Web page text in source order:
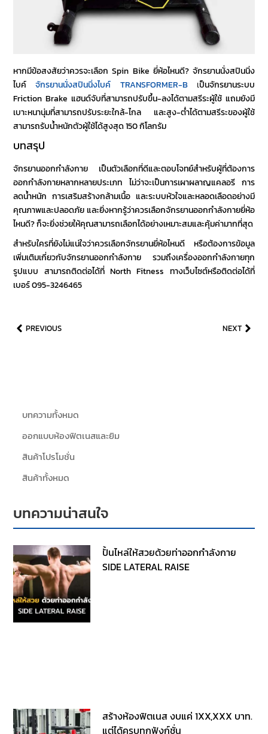
หากมีข้อสงสัยว่าควรจะเลือก Spin Bike ยี่ห้อไหนดี? จักรยานนั่งสปินนิ่ง
ไบค์จักรยานนั่งสปินนิ่งไบค์ TRANSFORMER-B เป็นจักรยานระบบ
Friction Brake แฮนด์จับที่สามารถปรับขึ้น-ลงได้ตามสรีระผู้ใช้ แถมยังมี
เบาะหนานุ่มที่สามารถปรับระยะใกล้-ไกล และสูง-ต่ำได้ตามสรีระของผู้ใช้
สามารถรับน้ำหนักตัวผู้ใช้ได้สูงสุด 150 กิโลกรัม
บทสรุป
จักรยานออกกำลังกาย เป็นตัวเลือกที่ดีและตอบโจทย์สำหรับผู้ที่ต้องการ
ออกกำลังกายหลากหลายประเภท ไม่ว่าจะเป็นการเผาผลาญแคลอรี การ
ลดน้ำหนัก การเสริมสร้างกล้ามเนื้อ และระบบหัวใจและหลอดเลือดอย่างมี
คุณภาพและปลอดภัย และยิ่งหากรู้ว่าควรเลือกจักรยานออกกำลังกายยี่ห้อ
ไหนดี? ก็จะยิ่งช่วยให้คุณสามารถเลือกได้อย่างเหมาะสมและคุ้มค่ามากที่สุด
สำหรับใครที่ยังไม่แน่ใจว่าควรเลือกจักรยานยี่ห้อไหนดี หรือต้องการข้อมูล
เพิ่มเติมเกี่ยวกับจักรยานออกกำลังกาย รวมถึงเครื่องออกกำลังกายทุก
รูปแบบ สามารถติดต่อได้ที่ North Fitness ทางเว็บไซต์หรือติดต่อได้ที่
เบอร์ 095-3246465
PREVIOUS NEXT
บทความทั้งหมด
ออกแบบห้องฟิตเนสและยิม
สินค้าโปรโมชั่น
สินค้าทั้งหมด
บทความน่าสนใจ
ปั้นไหล่ให้สวยด้วยท่าออกกำลังกาย
SIDE LATERAL RAISE
สร้างห้องฟิตเนส งบแค่ 1XX,XXX บาท.
แต่ได้ครบทุกฟังก์ชั่น